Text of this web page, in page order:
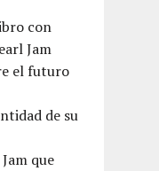
con
Jam
el futuro
de su
que